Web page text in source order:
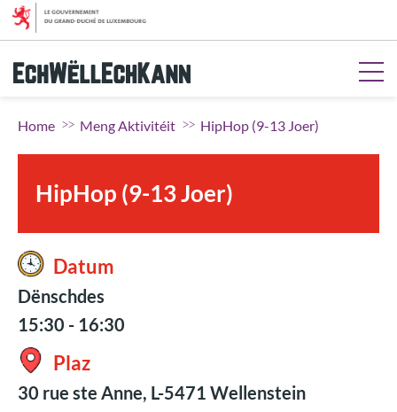
Gitt op de Menü
Gitt op d'Sich
Home Meng Aktivitéit HipHop (9-13 Joer)
HipHop (9-13 Joer)
Datum
Dënschdes
15:30 - 16:30
Plaz
30 rue ste Anne, L-5471 Wellenstein